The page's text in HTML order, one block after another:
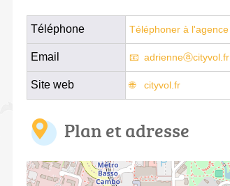
Téléphone Téléphoner à l'agence
Email adrienneⓐcityvol.fr
Site web cityvol.fr
Plan et adresse